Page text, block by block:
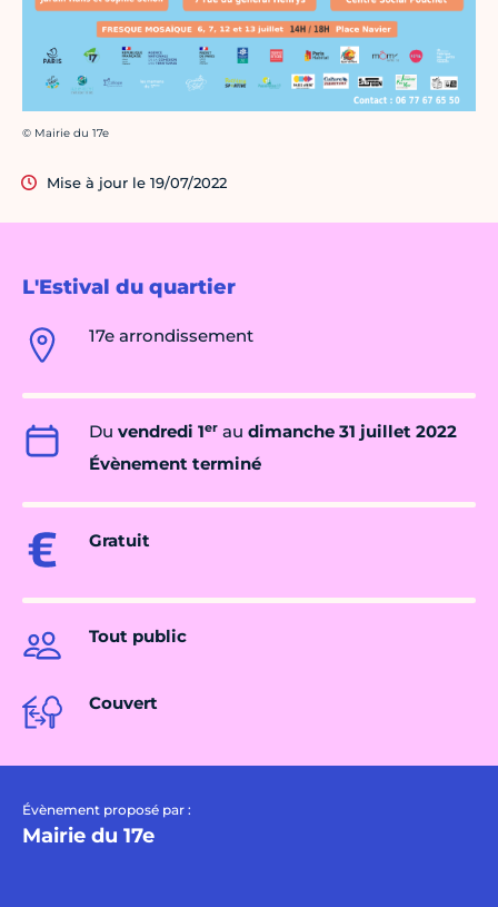
L'Estival du quartier
17e arrondissement
Du vendredi 1er au dimanche 31 juillet 2022
Évènement terminé
Gratuit
Tout public
Couvert
Évènement proposé par :
Mairie du 17e
Crédit photo :
© Mairie du 17e
Mise à jour le 19/07/2022